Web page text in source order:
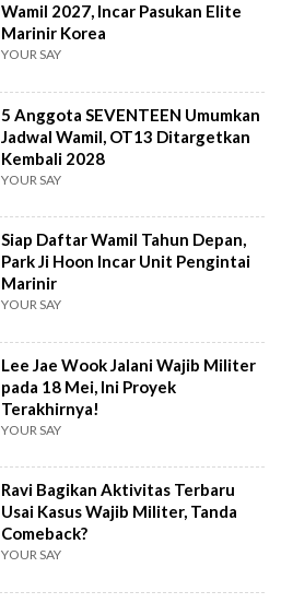
Wamil 2027, Incar Pasukan Elite
Marinir Korea
YOUR SAY
5 Anggota SEVENTEEN Umumkan
Jadwal Wamil, OT13 Ditargetkan
Kembali 2028
YOUR SAY
Siap Daftar Wamil Tahun Depan,
Park Ji Hoon Incar Unit Pengintai
Marinir
YOUR SAY
Lee Jae Wook Jalani Wajib Militer
pada 18 Mei, Ini Proyek
Terakhirnya!
YOUR SAY
Ravi Bagikan Aktivitas Terbaru
Usai Kasus Wajib Militer, Tanda
Comeback?
YOUR SAY